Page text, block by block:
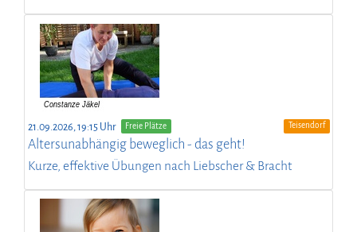
21.09.2026, 19:15 Uhr Freie Plätze Teisendorf
Altersunabhängig beweglich - das geht!
Kurze, effektive Übungen nach Liebscher & Bracht